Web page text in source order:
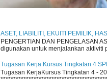
ASET, LIABILITI, EKUITI PEMILIK,
PENGERTIAN DAN PENGELASAN
digunakan untuk menjalankan aktiviti
Tugasan Kerja Kursus Tingkatan 4
Tugasan KerjaKursus Tingkatan 4 -